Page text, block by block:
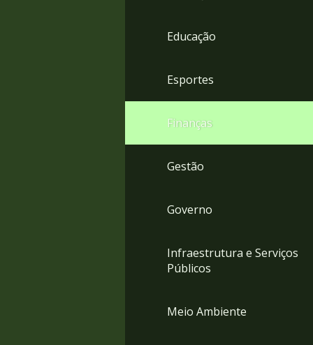
Educação
Esportes
Finanças
Gestão
Governo
Infraestrutura e Serviços
Públicos
Meio Ambiente